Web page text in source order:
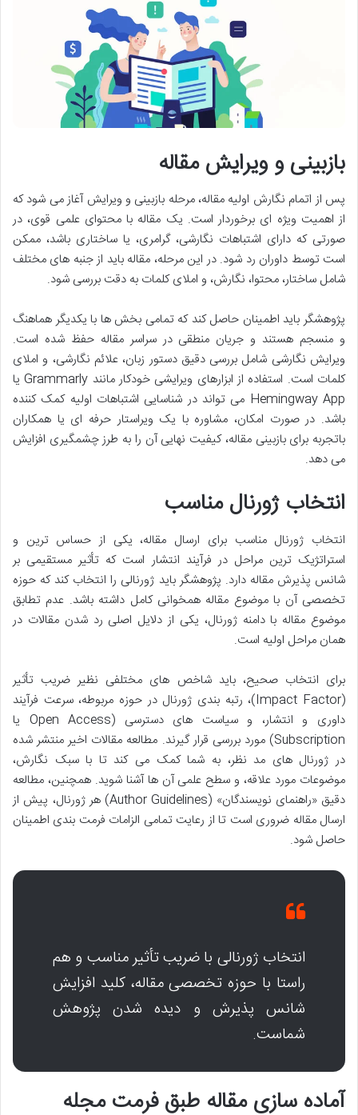
بازبینی و ویرایش مقاله
پس از اتمام نگارش اولیه مقاله، مرحله بازبینی و ویرایش آغاز می شود که
از اهمیت ویژه ای برخوردار است. یک مقاله با محتوای علمی قوی، در
صورتی که دارای اشتباهات نگارشی، گرامری، یا ساختاری باشد، ممکن
است توسط داوران رد شود. در این مرحله، مقاله باید از جنبه های مختلف
شامل ساختار، محتوا، نگارش، و املای کلمات به دقت بررسی شود.
پژوهشگر باید اطمینان حاصل کند که تمامی بخش ها با یکدیگر هماهنگ
و منسجم هستند و جریان منطقی در سراسر مقاله حفظ شده است.
ویرایش نگارشی شامل بررسی دقیق دستور زبان، علائم نگارشی، و املای
کلمات است. استفاده از ابزارهای ویرایشی خودکار مانند Grammarly یا
Hemingway App می تواند در شناسایی اشتباهات اولیه کمک کننده
باشد. در صورت امکان، مشاوره با یک ویراستار حرفه ای یا همکاران
باتجربه برای بازبینی مقاله، کیفیت نهایی آن را به طرز چشمگیری افزایش
می دهد.
انتخاب ژورنال مناسب
انتخاب ژورنال مناسب برای ارسال مقاله، یکی از حساس ترین و
استراتژیک ترین مراحل در فرآیند انتشار است که تأثیر مستقیمی بر
شانس پذیرش مقاله دارد. پژوهشگر باید ژورنالی را انتخاب کند که حوزه
تخصصی آن با موضوع مقاله همخوانی کامل داشته باشد. عدم تطابق
موضوع مقاله با دامنه ژورنال، یکی از دلایل اصلی رد شدن مقالات در
همان مراحل اولیه است.
برای انتخاب صحیح، باید شاخص های مختلفی نظیر ضریب تأثیر
(Impact Factor)، رتبه بندی ژورنال در حوزه مربوطه، سرعت فرآیند
داوری و انتشار، و سیاست های دسترسی (Open Access یا
Subscription) مورد بررسی قرار گیرند. مطالعه مقالات اخیر منتشر شده
در ژورنال های مد نظر، به شما کمک می کند تا با سبک نگارش،
موضوعات مورد علاقه، و سطح علمی آن ها آشنا شوید. همچنین، مطالعه
دقیق «راهنمای نویسندگان» (Author Guidelines) هر ژورنال، پیش از
ارسال مقاله ضروری است تا از رعایت تمامی الزامات فرمت بندی اطمینان
حاصل شود.
انتخاب ژورنالی با ضریب تأثیر مناسب و هم
راستا با حوزه تخصصی مقاله، کلید افزایش
شانس پذیرش و دیده شدن پژوهش
شماست.
آماده سازی مقاله طبق فرمت مجله